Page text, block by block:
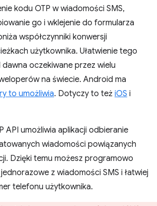
kodu OTP w wiadomości SMS,
go i wklejenie do formularza
współczynniki konwersji
użytkownika. Ułatwienie tego
oczekiwane przez wielu
na świecie. Android ma
to umożliwia. Dotyczy to też iOS i
API umożliwia aplikacji odbieranie
wiadomości powiązanych
Dzięki temu możesz programowo
z wiadomości SMS i łatwiej
telefonu użytkownika.